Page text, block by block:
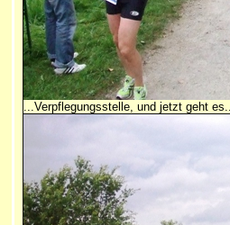
...Verpflegungsstelle, und jetzt geht es...